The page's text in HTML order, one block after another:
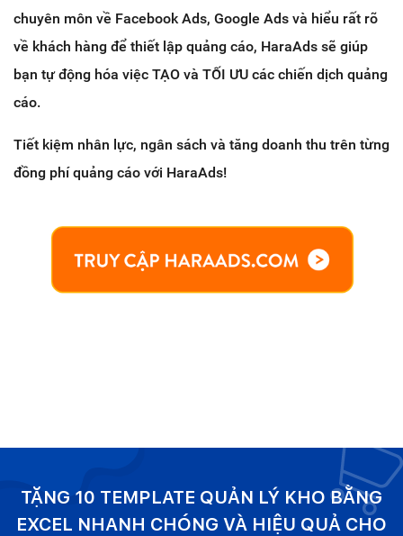
chuyên môn về Facebook Ads, Google Ads và hiểu rất rõ
về khách hàng để thiết lập quảng cáo, HaraAds sẽ giúp
bạn tự động hóa việc TẠO và TỐI ƯU các chiến dịch quảng
cáo.
Tiết kiệm nhân lực, ngân sách và tăng doanh thu trên từng
đồng phí quảng cáo với HaraAds!
TẶNG 10 TEMPLATE QUẢN LÝ KHO BẰNG
EXCEL NHANH CHÓNG VÀ HIỆU QUẢ CHO